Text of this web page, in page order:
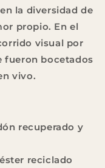
la diversidad de
propio. En el
visual por
fueron bocetados
vivo.
recuperado y
reciclado